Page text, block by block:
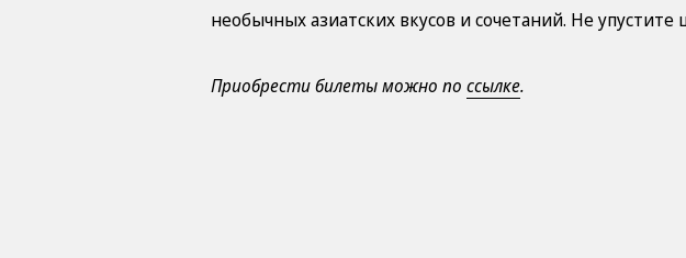
необычных азиатских вкусов и сочетаний. Не упустите
Приобрести билеты можно по ссылке.